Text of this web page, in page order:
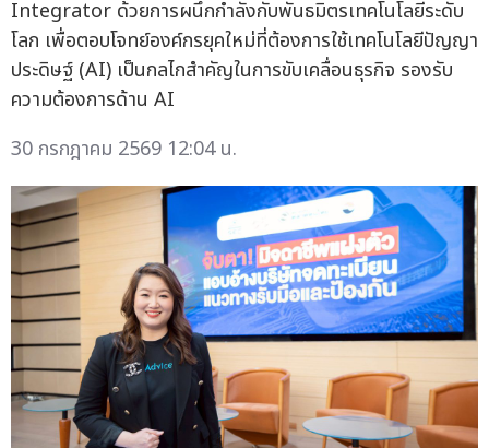
Integrator ด้วยการผนึกกำลังกับพันธมิตรเทคโนโลยีระดับ
โลก เพื่อตอบโจทย์องค์กรยุคใหม่ที่ต้องการใช้เทคโนโลยีปัญญา
ประดิษฐ์ (AI) เป็นกลไกสำคัญในการขับเคลื่อนธุรกิจ รองรับ
ความต้องการด้าน AI
30 กรกฎาคม 2569 12:04 น.